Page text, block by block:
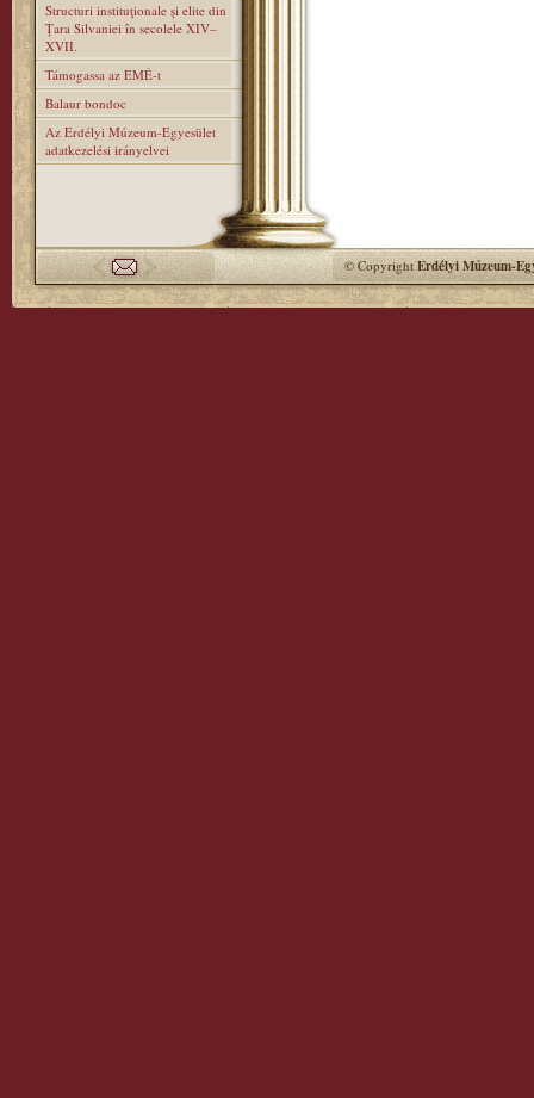
Structuri instituţionale şi elite din
Ţara Silvaniei în secolele XIV–
XVII.
Támogassa az EMÉ-t
Balaur bondoc
Az Erdélyi Múzeum-Egyesület
adatkezelési irányelvei
© CopyrightErdélyi Múzeum-